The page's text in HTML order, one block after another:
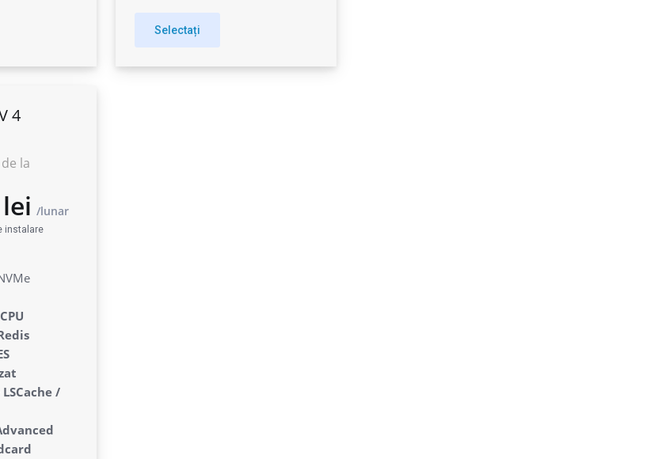
Selectați
4
la
lei
instalare
/